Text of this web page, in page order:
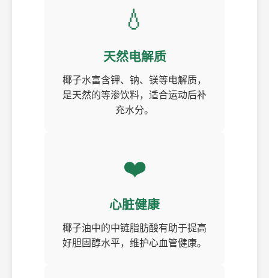
💧
天然电解质
椰子水富含钾、钠、镁等电解质，
是天然的等渗饮料，适合运动后补
充水分。
❤️
心脏健康
椰子油中的中链脂肪酸有助于提高
好胆固醇水平，维护心血管健康。